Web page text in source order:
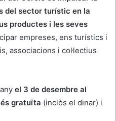
del sector turístic en la
productes i les seves
empreses, ens turístics i
associacions i col·lectius
el 3 de desembre al
gratuïta (inclòs el dinar) i